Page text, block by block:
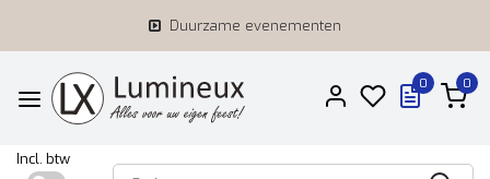
Duurzame evenementen
0 0
Incl. btw